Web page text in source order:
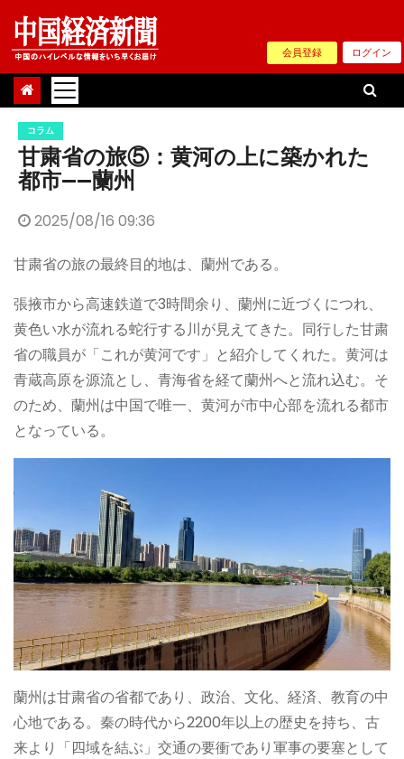
Skip
content
会員登録 ログイン
コラム
甘粛省の旅⑤：黄河の上に築かれた
都市——蘭州
2025/08/16 09:36
甘粛省の旅の最終目的地は、蘭州である。
張掖市から高速鉄道で3時間余り、蘭州に近づくにつれ、
黄色い水が流れる蛇行する川が見えてきた。同行した甘粛
省の職員が「これが黄河です」と紹介してくれた。黄河は
青蔵高原を源流とし、青海省を経て蘭州へと流れ込む。そ
のため、蘭州は中国で唯一、黄河が市中心部を流れる都市
となっている。
蘭州は甘粛省の省都であり、政治、文化、経済、教育の中
心地である。秦の時代から2200年以上の歴史を持ち、古
来より「四域を結ぶ」交通の要衝であり軍事の要塞として